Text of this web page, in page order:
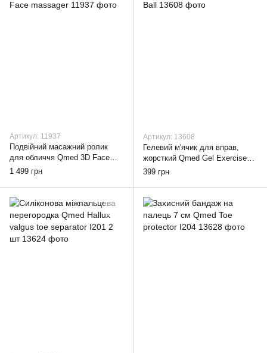
Артикул: 11937
Подвійний масажний ролик
для обличчя Qmed 3D Face
massager, Silver
1 499 грн
Артикул: 13608
Гелевий м'ячик для вправ,
жорсткий Qmed Gel Exercise
Ball, pink
399 грн